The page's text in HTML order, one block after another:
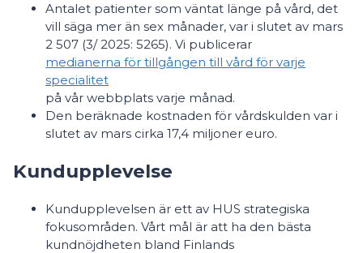
Antalet patienter som väntat länge på vård, det
vill säga mer än sex månader, var i slutet av mars
2 507 (3/ 2025: 5265). Vi publicerar
medianerna för tillgången till vård för varje
specialitet
på vår webbplats varje månad.
Den beräknade kostnaden för vårdskulden var i
slutet av mars cirka 17,4 miljoner euro.
Kundupplevelse
Kundupplevelsen är ett av HUS strategiska
fokusområden. Vårt mål är att ha den bästa
kundnöjdheten bland Finlands